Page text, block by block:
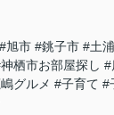
旭市 #銚子市 #土
栖市お部屋探し
グルメ #子育て #